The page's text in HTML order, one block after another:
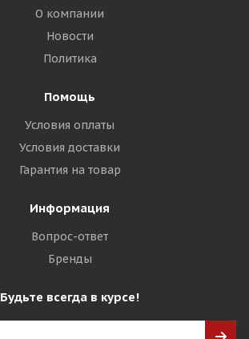
О компании
Новости
Политика
Помощь
Условия оплаты
Условия доставки
Гарантия на товар
Информация
Вопрос-ответ
Бренды
Будьте всегда в курсе!